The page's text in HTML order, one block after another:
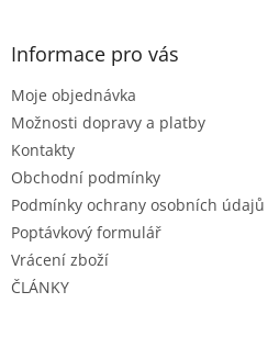
Informace pro vás
Moje objednávka
Možnosti dopravy a platby
Kontakty
Obchodní podmínky
Podmínky ochrany osobních údajů
Poptávkový formulář
Vrácení zboží
ČLÁNKY